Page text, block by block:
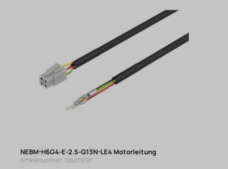
NEBM-H6G4-E-2.5-Q13N-LE4 Motorleitung
Artikelnummer: 105219197